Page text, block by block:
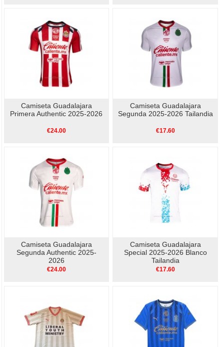
Camiseta Guadalajara
Primera Authentic 2025-2026
€24.00
Camiseta Guadalajara
Segunda 2025-2026 Tailandia
€17.60
Camiseta Guadalajara
Segunda Authentic 2025-
2026
€24.00
Camiseta Guadalajara
Special 2025-2026 Blanco
Tailandia
€17.60